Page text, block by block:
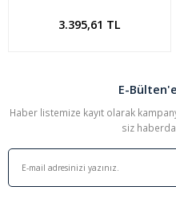
3.395,61 TL
Sepete Ekle
E-
Haber listemize kayıt olarak
siz